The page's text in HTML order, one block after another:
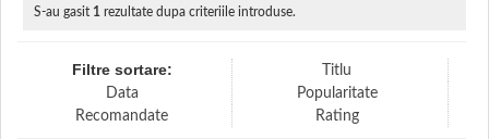
S-au gasit 1 rezultate dupa criteriile introduse.
Filtre sortare:
Titlu
Data
Popularitate
Recomandate
Rating